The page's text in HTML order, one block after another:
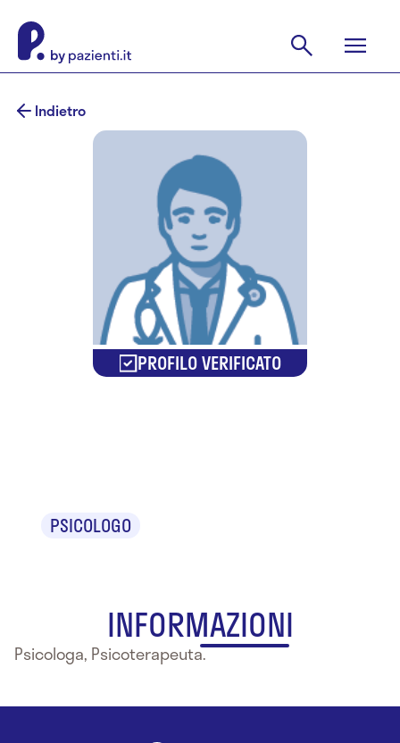
Indietro
PROFILO VERIFICATO
PSICOLOGO
INFORMAZIONI
Psicologa, Psicoterapeuta.